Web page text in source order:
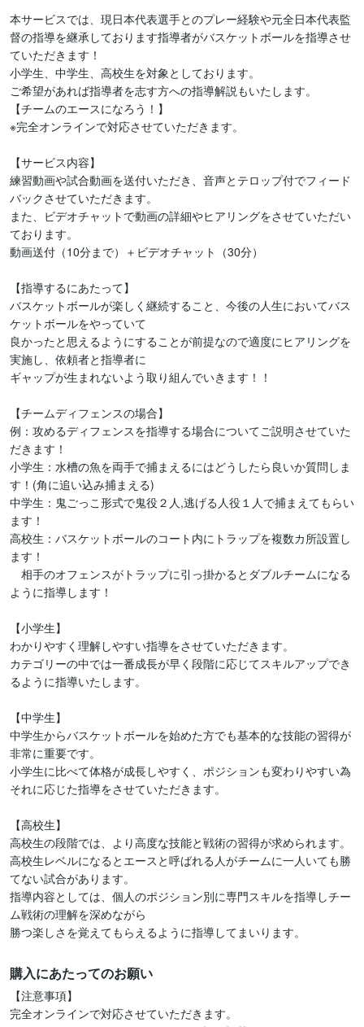
本サービスでは、現日本代表選手とのプレー経験や元全日本代表監
督の指導を継承しております指導者がバスケットボールを指導させ
ていただきます！
小学生、中学生、高校生を対象としております。
ご希望があれば指導者を志す方への指導解説もいたします。
【チームのエースになろう！】
※完全オンラインで対応させていただきます。
【サービス内容】
練習動画や試合動画を送付いただき、音声とテロップ付でフィード
バックさせていただきます。
また、ビデオチャットで動画の詳細やヒアリングをさせていただい
ております。
動画送付（10分まで）＋ビデオチャット（30分）
【指導するにあたって】
バスケットボールが楽しく継続すること、今後の人生においてバス
ケットボールをやっていて
良かったと思えるようにすることが前提なので適度にヒアリングを
実施し、依頼者と指導者に
ギャップが生まれないよう取り組んでいきます！！
【チームディフェンスの場合】
例：攻めるディフェンスを指導する場合についてご説明させていた
だきます！
小学生：水槽の魚を両手で捕まえるにはどうしたら良いか質問しま
す！(角に追い込み捕まえる)
中学生：鬼ごっこ形式で鬼役２人,逃げる人役１人で捕まえてもらい
ます！
高校生：バスケットボールのコート内にトラップを複数カ所設置し
ます！
相手のオフェンスがトラップに引っ掛かるとダブルチームになる
ように指導します！
【小学生】
わかりやすく理解しやすい指導をさせていただきます。
カテゴリーの中では一番成長が早く段階に応じてスキルアップでき
るように指導いたします。
【中学生】
中学生からバスケットボールを始めた方でも基本的な技能の習得が
非常に重要です。
小学生に比べて体格が成長しやすく、ポジションも変わりやすい為
それに応じた指導をさせていただきます。
【高校生】
高校生の段階では、より高度な技能と戦術の習得が求められます。
高校生レベルになるとエースと呼ばれる人がチームに一人いても勝
てない試合があります。
指導内容としては、個人のポジション別に専門スキルを指導しチー
ム戦術の理解を深めながら
勝つ楽しさを覚えてもらえるように指導してまいります。
購入にあたってのお願い
【注意事項】
完全オンラインで対応させていただきます。